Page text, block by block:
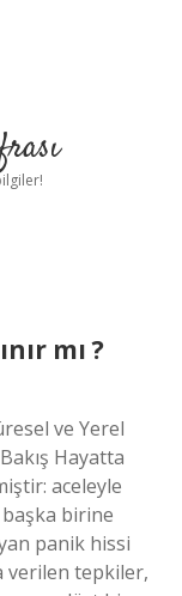
mı ?
ve Yerel
Hayatta
aceleyle
birine
panik hissi
verilen tepkiler,